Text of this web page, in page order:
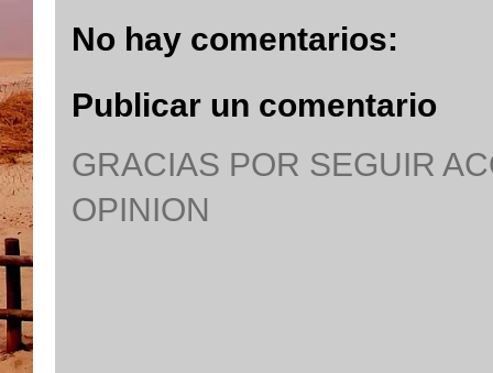
No hay comentarios:
Publicar un comentario
GRACIAS POR SEGUIR
OPINION